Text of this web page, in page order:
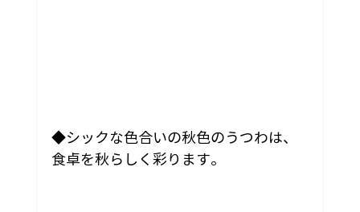
◆シックな色合いの秋色のうつわは、
食卓を秋らしく彩ります。